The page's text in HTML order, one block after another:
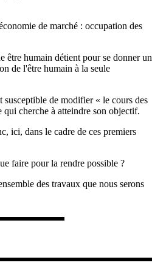
de marché : occupation des
être humain détient pour se donner un
de l'être humain à la seule
de modifier « le cours des
cherche à atteindre son objectif.
ici, dans le cadre de ces premiers
faire pour la rendre possible ?
des travaux que nous serons